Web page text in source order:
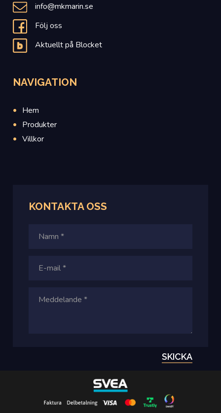
info@mkmarin.se
Följ oss
Aktuellt på Blocket
NAVIGATION
Hem
Produkter
Villkor
KONTAKTAOSS
SKICKA